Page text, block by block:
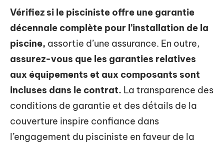
Vérifiez si le pisciniste offre une garantie
décennale complète pour l’installation de la
piscine, assortie d’une assurance. En outre,
assurez-vous que les garanties relatives
aux équipements et aux composants sont
incluses dans le contrat. La transparence des
conditions de garantie et des détails de la
couverture inspire confiance dans
l’engagement du pisciniste en faveur de la